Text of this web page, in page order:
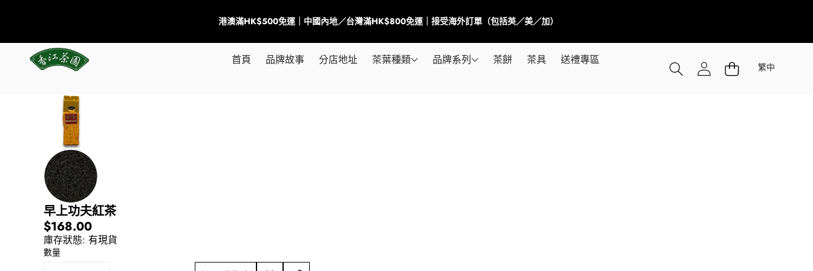
港澳滿HK$500免運｜中國內地／台灣滿HK$800免運｜接受海外訂單（包括英／美／加）
首頁 品牌故事 分店地址 茶葉種類 品牌系列 茶餅 茶具 送禮專區 語
繁中
跳到商品資訊
早上功夫紅茶
$168.00
庫存狀態: 有現貨
數量